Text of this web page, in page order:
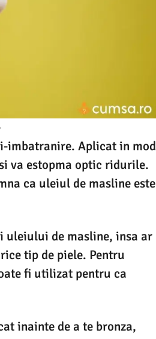
imbatranire. Aplicat in mod
va estopma optic ridurile.
ca uleiul de masline este
uleiului de masline, insa ar
tip de piele. Pentru
fi utilizat pentru ca
inainte de a te bronza,